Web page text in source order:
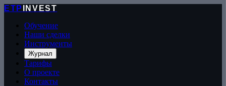
ETP
INVEST
Обучение
Наши сделки
Инструменты
Журнал
Тарифы
О проекте
Контакты